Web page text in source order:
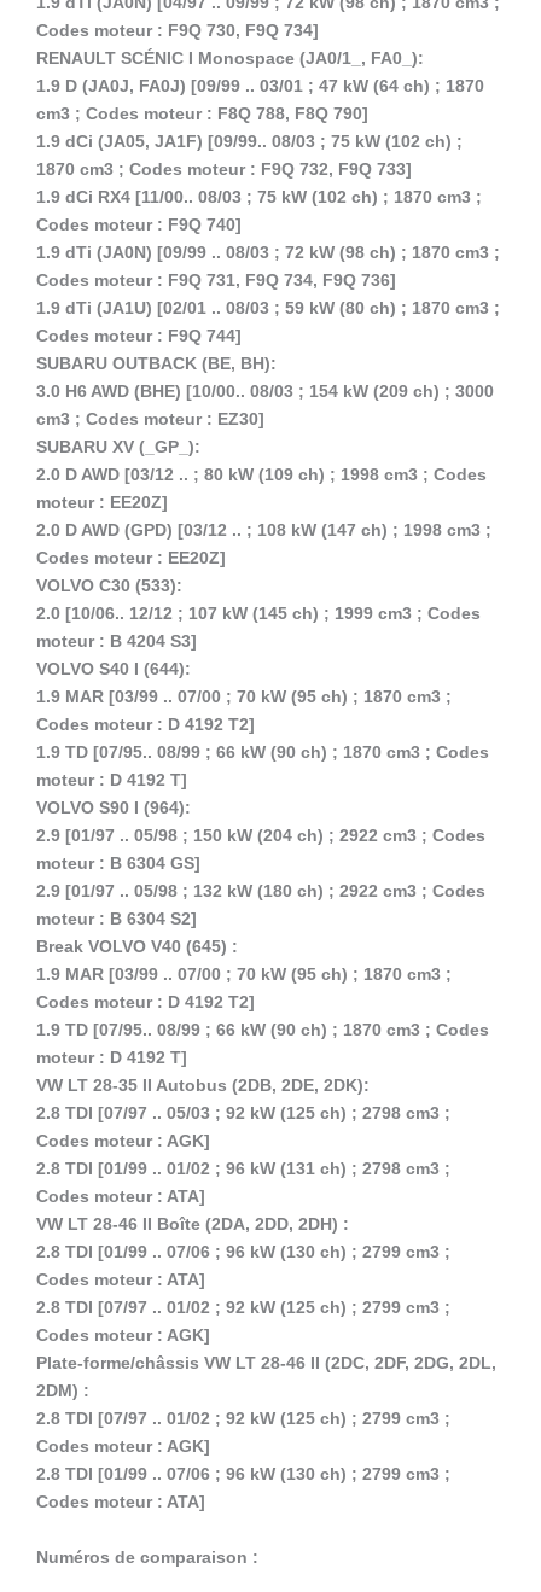
Codes moteur : F9Q 730, F9Q 734]
RENAULT SCÉNIC I Monospace (JA0/1_, FA0_):
1.9 D (JA0J, FA0J) [09/99 .. 03/01 ; 47 kW (64 ch) ; 1870
cm3 ; Codes moteur : F8Q 788, F8Q 790]
1.9 dCi (JA05, JA1F) [09/99.. 08/03 ; 75 kW (102 ch) ;
1870 cm3 ; Codes moteur : F9Q 732, F9Q 733]
1.9 dCi RX4 [11/00.. 08/03 ; 75 kW (102 ch) ; 1870 cm3 ;
Codes moteur : F9Q 740]
1.9 dTi (JA0N) [09/99 .. 08/03 ; 72 kW (98 ch) ; 1870 cm3 ;
Codes moteur : F9Q 731, F9Q 734, F9Q 736]
1.9 dTi (JA1U) [02/01 .. 08/03 ; 59 kW (80 ch) ; 1870 cm3 ;
Codes moteur : F9Q 744]
SUBARU OUTBACK (BE, BH):
3.0 H6 AWD (BHE) [10/00.. 08/03 ; 154 kW (209 ch) ; 3000
cm3 ; Codes moteur : EZ30]
SUBARU XV (_GP_):
2.0 D AWD [03/12 .. ; 80 kW (109 ch) ; 1998 cm3 ; Codes
moteur : EE20Z]
2.0 D AWD (GPD) [03/12 .. ; 108 kW (147 ch) ; 1998 cm3 ;
Codes moteur : EE20Z]
VOLVO C30 (533):
2.0 [10/06.. 12/12 ; 107 kW (145 ch) ; 1999 cm3 ; Codes
moteur : B 4204 S3]
VOLVO S40 I (644):
1.9 MAR [03/99 .. 07/00 ; 70 kW (95 ch) ; 1870 cm3 ;
Codes moteur : D 4192 T2]
1.9 TD [07/95.. 08/99 ; 66 kW (90 ch) ; 1870 cm3 ; Codes
moteur : D 4192 T]
VOLVO S90 I (964):
2.9 [01/97 .. 05/98 ; 150 kW (204 ch) ; 2922 cm3 ; Codes
moteur : B 6304 GS]
2.9 [01/97 .. 05/98 ; 132 kW (180 ch) ; 2922 cm3 ; Codes
moteur : B 6304 S2]
Break VOLVO V40 (645) :
1.9 MAR [03/99 .. 07/00 ; 70 kW (95 ch) ; 1870 cm3 ;
Codes moteur : D 4192 T2]
1.9 TD [07/95.. 08/99 ; 66 kW (90 ch) ; 1870 cm3 ; Codes
moteur : D 4192 T]
VW LT 28-35 II Autobus (2DB, 2DE, 2DK):
2.8 TDI [07/97 .. 05/03 ; 92 kW (125 ch) ; 2798 cm3 ;
Codes moteur : AGK]
2.8 TDI [01/99 .. 01/02 ; 96 kW (131 ch) ; 2798 cm3 ;
Codes moteur : ATA]
VW LT 28-46 II Boîte (2DA, 2DD, 2DH) :
2.8 TDI [01/99 .. 07/06 ; 96 kW (130 ch) ; 2799 cm3 ;
Codes moteur : ATA]
2.8 TDI [07/97 .. 01/02 ; 92 kW (125 ch) ; 2799 cm3 ;
Codes moteur : AGK]
Plate-forme/châssis VW LT 28-46 II (2DC, 2DF, 2DG, 2DL,
2DM) :
2.8 TDI [07/97 .. 01/02 ; 92 kW (125 ch) ; 2799 cm3 ;
Codes moteur : AGK]
2.8 TDI [01/99 .. 07/06 ; 96 kW (130 ch) ; 2799 cm3 ;
Codes moteur : ATA]
Numéros de comparaison :